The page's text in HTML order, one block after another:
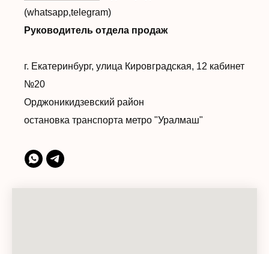
(whatsapp,telegram)
Руководитель отдела продаж
г. Екатеринбург, улица Кировградская, 12 кабинет
№20
Орджоникидзевский район
остановка транспорта метро "Уралмаш"